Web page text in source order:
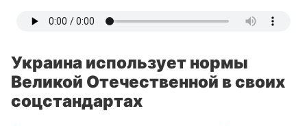
Украина использует нормы
Великой Отечественной в своих
соцстандартах